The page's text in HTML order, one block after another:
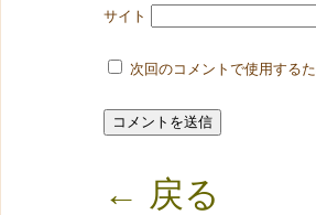
サイト
次回のコメントで使用する
← 戻る